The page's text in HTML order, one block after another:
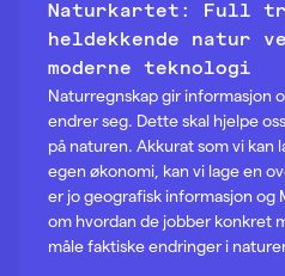
Naturkartet: Full
heldekkende natur
moderne teknologi
Naturregnskap gir informasjon
endrer seg. Dette skal hjelpe
på naturen. Akkurat som vi kan
egen økonomi, kan vi lage en
er jo geografisk informasjon
om hvordan de jobber konkret
måle faktiske endringer i